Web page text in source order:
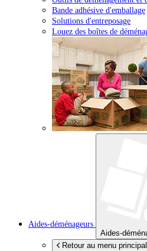
Bande adhésive d'emballage
Solutions d'entreposage
Louez des boîtes de
Aides-déménageurs
Aides-
Retour au menu principal